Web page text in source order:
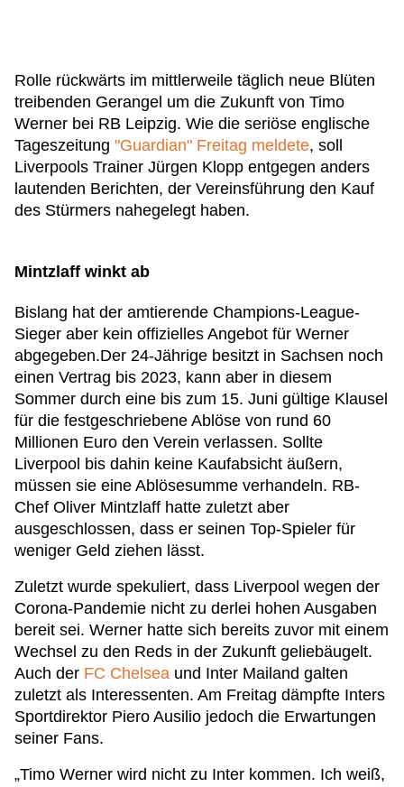
Rolle rückwärts im mittlerweile täglich neue Blüten
treibenden Gerangel um die Zukunft von Timo
Werner bei RB Leipzig. Wie die seriöse englische
Tageszeitung "Guardian" Freitag meldete, soll
Liverpools Trainer Jürgen Klopp entgegen anders
lautenden Berichten, der Vereinsführung den Kauf
des Stürmers nahegelegt haben.
Mintzlaff winkt ab
Bislang hat der amtierende Champions-League-
Sieger aber kein offizielles Angebot für Werner
abgegeben.Der 24-Jährige besitzt in Sachsen noch
einen Vertrag bis 2023, kann aber in diesem
Sommer durch eine bis zum 15. Juni gültige Klausel
für die festgeschriebene Ablöse von rund 60
Millionen Euro den Verein verlassen. Sollte
Liverpool bis dahin keine Kaufabsicht äußern,
müssen sie eine Ablösesumme verhandeln. RB-
Chef Oliver Mintzlaff hatte zuletzt aber
ausgeschlossen, dass er seinen Top-Spieler für
weniger Geld ziehen lässt.
Zuletzt wurde spekuliert, dass Liverpool wegen der
Corona-Pandemie nicht zu derlei hohen Ausgaben
bereit sei. Werner hatte sich bereits zuvor mit einem
Wechsel zu den Reds in der Zukunft geliebäugelt.
Auch der FC Chelsea und Inter Mailand galten
zuletzt als Interessenten. Am Freitag dämpfte Inters
Sportdirektor Piero Ausilio jedoch die Erwartungen
seiner Fans.
„Timo Werner wird nicht zu Inter kommen. Ich weiß,